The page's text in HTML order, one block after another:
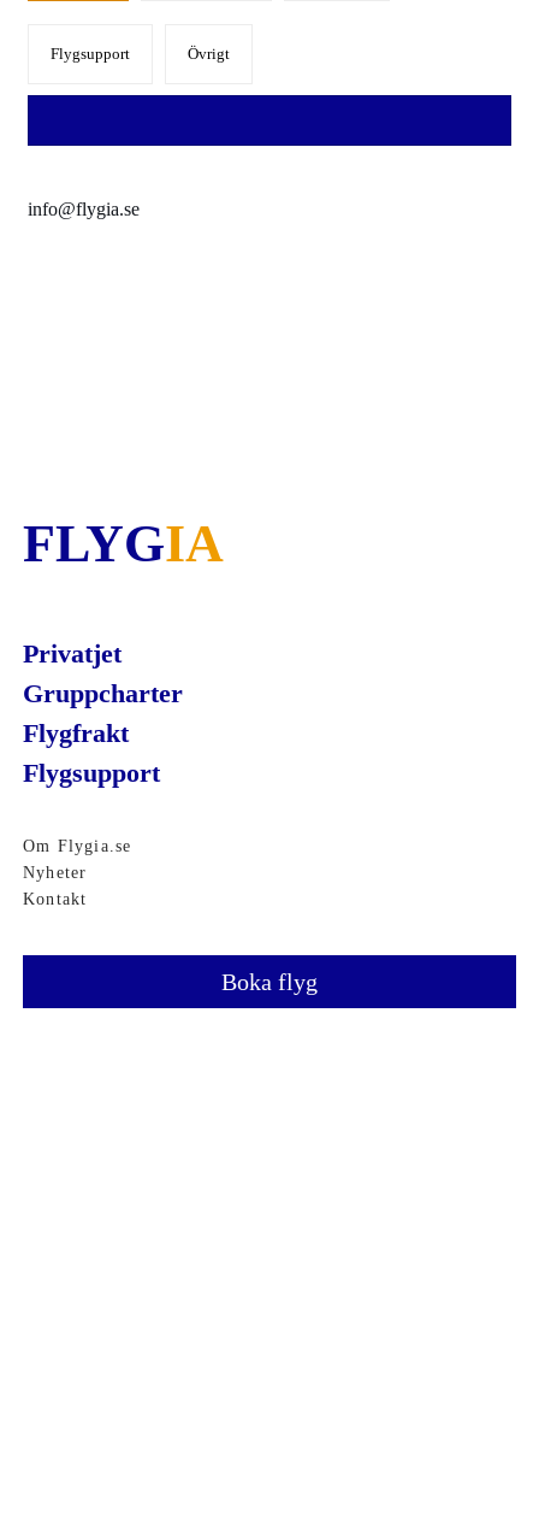
Flygsupport Övrigt
info@flygia.se
FLYGIA
Privatjet
Gruppcharter
Flygfrakt
Flygsupport
Om Flygia.se
Nyheter
Kontakt
Boka flyg